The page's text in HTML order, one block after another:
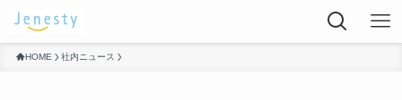
HOME 社内ニュース